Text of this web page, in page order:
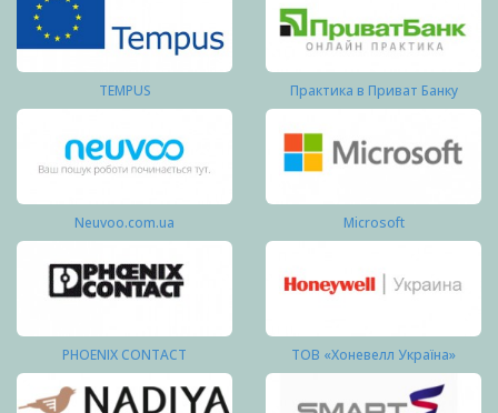
TEMPUS Практика в Приват Банку
Neuvoo.com.ua Microsoft
PHOENIX CONTACT ТОВ «Хоневелл Україна»